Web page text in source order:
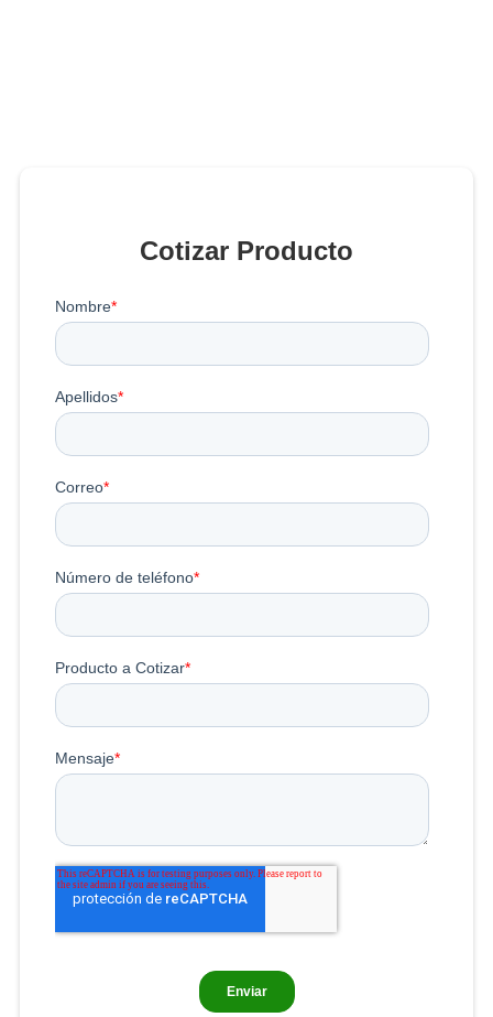
Cotizar Producto